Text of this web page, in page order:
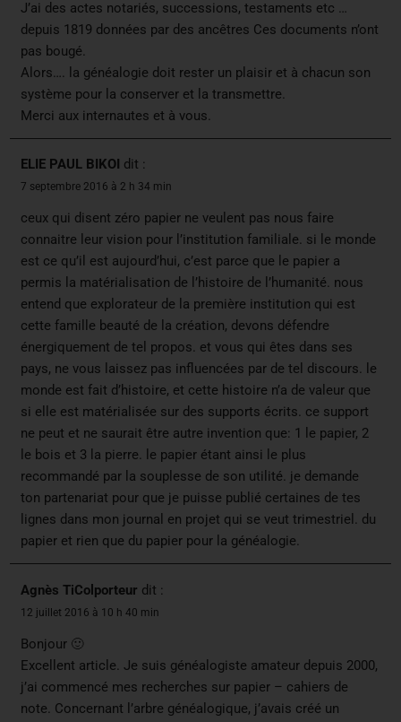
J’ai des actes notariés, successions, testaments etc …
depuis 1819 données par des ancêtres Ces documents n’ont
pas bougé.
Alors…. la généalogie doit rester un plaisir et à chacun son
système pour la conserver et la transmettre.
Merci aux internautes et à vous.
ELIE PAUL BIKOI dit :
7 septembre 2016 à 2 h 34 min
ceux qui disent zéro papier ne veulent pas nous faire
connaitre leur vision pour l’institution familiale. si le monde
est ce qu’il est aujourd’hui, c’est parce que le papier a
permis la matérialisation de l’histoire de l’humanité. nous
entend que explorateur de la première institution qui est
cette famille beauté de la création, devons défendre
énergiquement de tel propos. et vous qui êtes dans ses
pays, ne vous laissez pas influencées par de tel discours. le
monde est fait d’histoire, et cette histoire n’a de valeur que
si elle est matérialisée sur des supports écrits. ce support
ne peut et ne saurait être autre invention que: 1 le papier, 2
le bois et 3 la pierre. le papier étant ainsi le plus
recommandé par la souplesse de son utilité. je demande
ton partenariat pour que je puisse publié certaines de tes
lignes dans mon journal en projet qui se veut trimestriel. du
papier et rien que du papier pour la généalogie.
Agnès TiColporteur dit :
12 juillet 2016 à 10 h 40 min
Bonjour 🙂
Excellent article. Je suis généalogiste amateur depuis 2000,
j’ai commencé mes recherches sur papier – cahiers de
note. Concernant l’arbre généalogique, j’avais créé un